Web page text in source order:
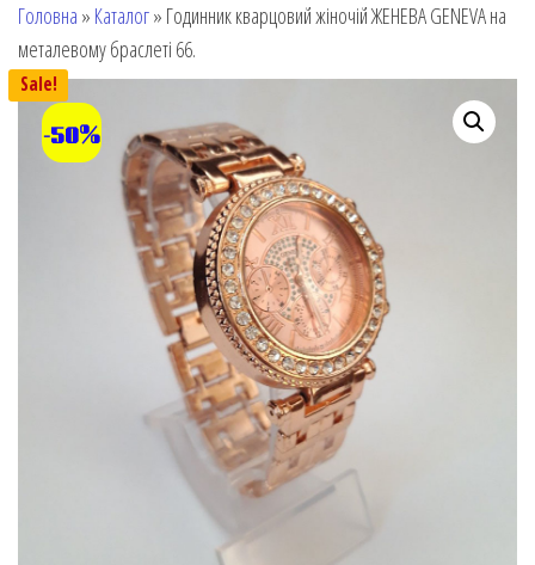
Головна » Каталог» Годинник кварцовий жіночій ЖЕНЕВА GENEVA на
металевому браслеті 66.
Sale!
-50%